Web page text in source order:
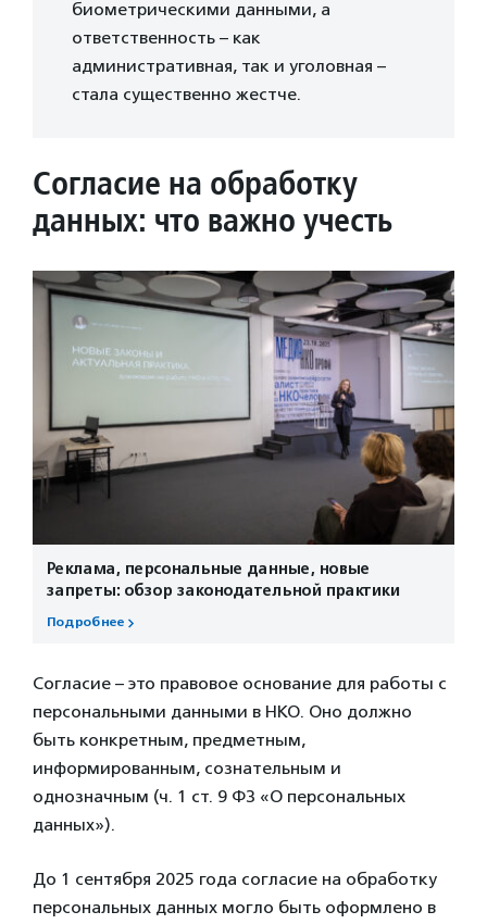
биометрическими данными, а
ответственность – как
административная, так и уголовная –
стала существенно жестче.
Согласие на обработку
данных: что важно учесть
Реклама, персональные данные, новые
запреты: обзор законодательной практики
Подробнее
Согласие – это правовое основание для работы с
персональными данными в НКО. Оно должно
быть конкретным, предметным,
информированным, сознательным и
однозначным (ч. 1 ст. 9 ФЗ «О персональных
данных»).
До 1 сентября 2025 года согласие на обработку
персональных данных могло быть оформлено в